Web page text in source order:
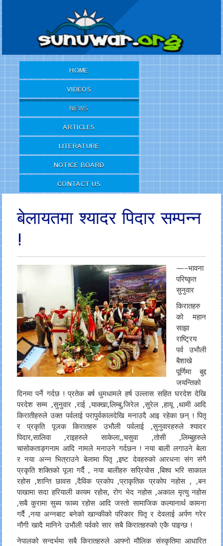
HOME
VIDEOS
NEWS
ARTICLES
LITERATURE
NOTICE BOARD
CONTACT US
बेलायतमा श्यादर पिदार सम्पन्न
!
—–भावना
परिष्कृत
सुनुवार
किरातहरु
को महान
साझा
राष्ट्रिय
पर्व उभौली
बैशाखे
पूर्णिमा बुद्द
जयन्तिको
दिनमा पर्ने गर्दछ ! प्रतेक बर्ष धुमधामले हर्ष उल्लास सहित घरदेश देखि
परदेश सम्म ,सुनुवार ,राई ,याक्खा,लिम्बु,जिरेल ,सुरेल ,हायू ,थामी आदि
किरातीहरुले उक्त पर्वलाई परापुर्वकालदेखि मनाउदै आइ रहेका छन् ! पितृ
र प्रकृति पूजक किरातहरु उभौली पर्वलाई ,सुनुवारहरुले श्यादर
पिदार,सालिवा ,राइहरुले साकेला,,चसुवा ,तोसी ,लिम्बुहरुले
चासोकताङ्गनाम आदि नामले मनाउने गर्दछन ! नया बाली लगाउने बेला
र नया अन्न भित्राउने बेलामा पितृ ,इष्ट देवहरुको आरधना संग संगै
प्रकृति शक्तिको पूजा गर्दै , नया बालीहरु सप्रियोस ,बिश्व भरि साकाल
रहोस ,शान्ति छावस ,दैविक प्रकोप ,प्राकृतिक प्रकोप नहोस , ,बन
पाखामा सदा हरियाली कायम रहोस, रोग भेद नहोस ,अकाल मृत्यु नहोस
,सबै कुरामा सुब्य फाब्य रहोस आदि जस्तो सामाजिक कल्यानार्थ कामना
गर्दै ,नया अन्नबाट बनेको खान्कीको परिकार पितृ र देवलाई अर्पण गरेर
नौगी खादै मानिने उभौली पर्वको सार सबै किरातहरुको एकै पाइन्छ !
नेपालको सन्दर्भमा सबै किरातहरुले आफ्नो मौलिक संस्कृतिमा आधारित